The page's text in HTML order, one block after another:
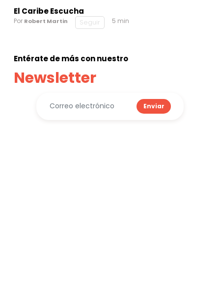
El Caribe Escucha
Por Robert Martin Seguir 5 min
Entérate de más con nuestro
Newsletter
Enviar